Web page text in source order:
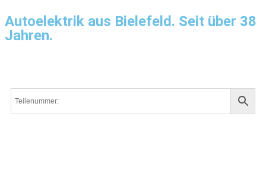
Autoelektrik aus Bielefeld. Seit über 38
Jahren.